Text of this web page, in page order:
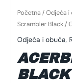
Početna /Odjeća i
Scrambler Black /
Odjeća i obuća,